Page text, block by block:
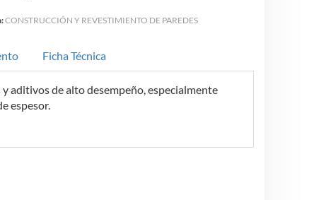
CONSTRUCCIÓN Y REVESTIMIENTO DE PAREDES
Ficha Técnica
aditivos de alto desempeño, especialmente
espesor.